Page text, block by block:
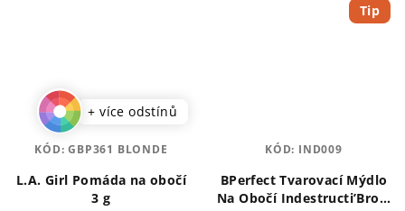
+ více odstínů
L.A. Girl Pomáda na obočí
3 g
KÓD:GBP361 BLONDE
Tip
BPerfect Tvarovací Mýdlo
Na Obočí Indestructi’Brow
KÓD: IND009